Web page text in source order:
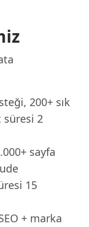
200+ sık
süresi 2
sayfa
15
+ marka